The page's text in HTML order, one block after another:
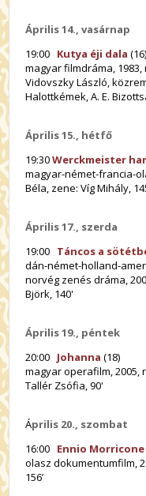
Április 14., vasárnap
19:00 Kutya éji dala(16)
magyar filmdráma,
Vidovszky László,
Halottkémek, A. E.
Április 15., hétfő
19:30Werckmeister
magyar-német-francia-
Béla, zene: Víg Mihály,
Április 17., szerda
19:00 Táncos a
dán-német-holland-
norvég zenés dráma,
Björk, 140'
Április 19., péntek
20:00 Johanna (18)
magyar operafilm, 2005,
Tallér Zsófia, 90'
Április 20., szombat
16:00 Ennio Morricone
olasz dokumentumfilm,
156’